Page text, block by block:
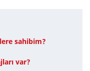
sahibim?
var?